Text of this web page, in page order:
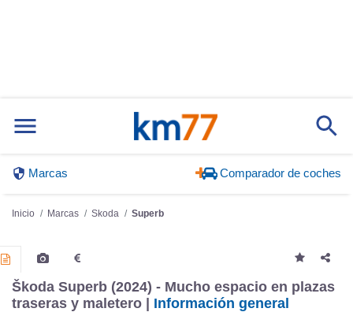
Marcas Comparador de coches
Inicio Marcas Skoda Superb
Škoda Superb (2024) - Mucho espacio en plazas
traseras y maletero | Información general